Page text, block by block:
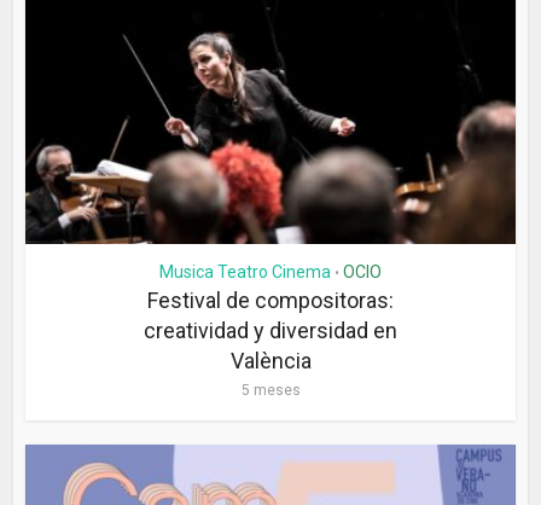
Musica Teatro Cinema • OCIO
Festival de compositoras:
creatividad y diversidad en
València
5 meses